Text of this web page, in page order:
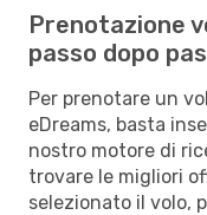
Prenotazione
passo dopo
Per prenotare un
eDreams, basta
nostro motore di
trovare le migliori
selezionato il volo,